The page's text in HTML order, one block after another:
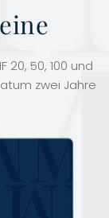
20, 50, 100 und
zwei Jahre